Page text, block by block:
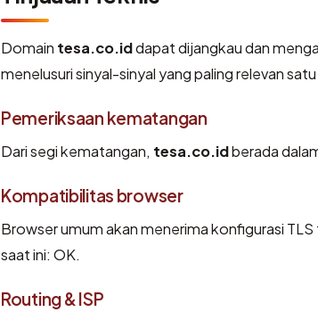
Domain tesa.co.iddapat dijangkau dan
menelusuri sinyal-sinyal yang paling relevan
Pemeriksaan kematangan
Dari segi kematangan, tesa.co.idberada
Kompatibilitas browser
Browser umum akan menerima konfigurasi
saat ini: OK.
Routing & ISP